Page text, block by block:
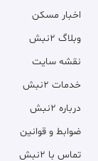
اخبار مسکن
وبلاگ ۲نبش
نقشه سایت
خدمات ۲نبش
درباره ۲نبش
ضوابط و قوانین
تماس با ۲نبش